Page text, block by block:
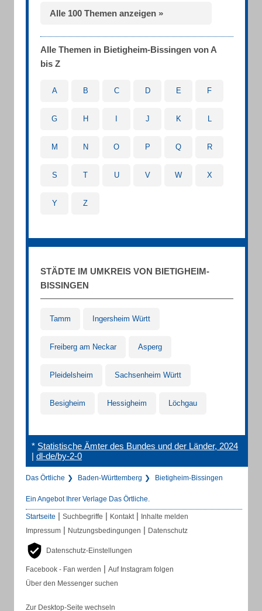
Alle 100 Themen anzeigen »
Alle Themen in Bietigheim-Bissingen von A
bis Z
A B C D E F
G H J K L
M N O P Q R
S T U V W X
Y Z
STÄDTE IM UMKREIS VON BIETIGHEIM-
BISSINGEN
Tamm Ingersheim Württ
Freiberg am Neckar Asperg
Pleidelsheim Sachsenheim Württ
Besigheim Hessigheim Löchgau
* Statistische Ämter des Bundes und der Länder, 2024
| dl-de/by-2-0
Das Örtliche Baden-Württemberg Bietigheim-Bissingen
Ein Angebot Ihrer Verlage Das Örtliche.
Startseite | Suchbegriffe | Kontakt | Inhalte melden
Impressum | Nutzungsbedingungen | Datenschutz
Datenschutz-Einstellungen
Facebook - Fan werden | Auf Instagram folgen
Über den Messenger suchen
Zur Desktop-Seite wechseln